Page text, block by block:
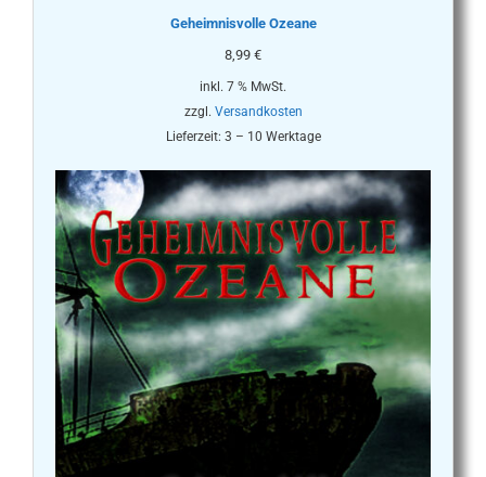
Geheimnisvolle Ozeane
8,99 €
inkl. 7 % MwSt.
zzgl. Versandkosten
Lieferzeit: 3 – 10 Werktage